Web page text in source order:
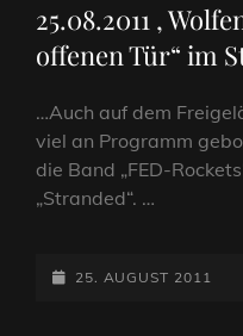
25.08.2011 ,
offenen Tür“ im
…Auch auf dem
viel an Programm
die Band „FED-
„Stranded“. …
POSTED-
25. AUGUST 2011